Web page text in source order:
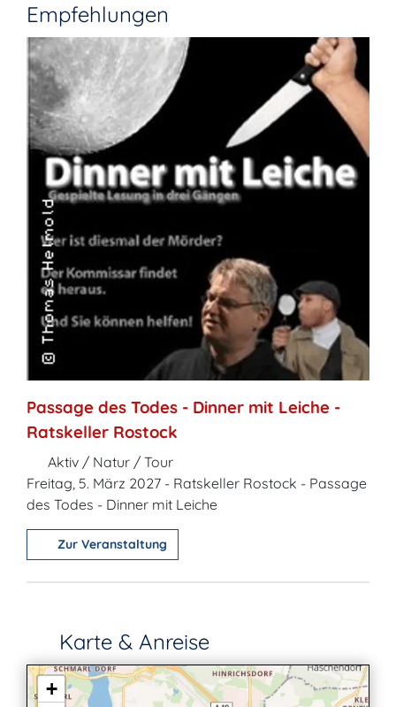
Empfehlungen
Passage des Todes - Dinner mit Leiche -
Ratskeller Rostock
Aktiv / Natur / Tour
Freitag, 5. März 2027 - Ratskeller Rostock - Passage
des Todes - Dinner mit Leiche
Zur Veranstaltung
Karte & Anreise
+